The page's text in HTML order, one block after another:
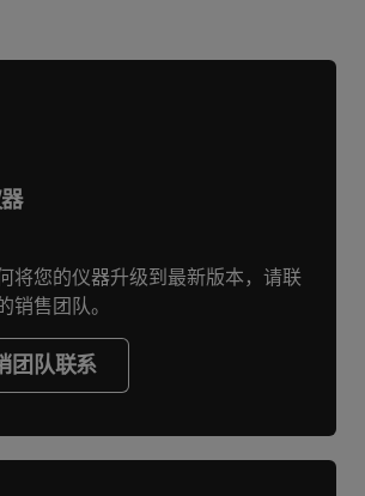
将您的仪器升级到最新版本，请联
销售团队。
团队联系